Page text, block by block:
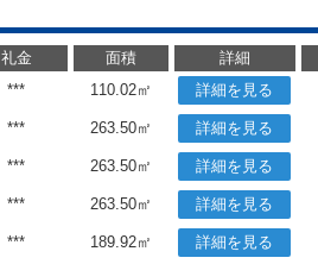
礼金 面積 詳細
*** 110.02㎡ 詳細を見る
*** 263.50㎡ 詳細を見る
*** 263.50㎡ 詳細を見る
*** 263.50㎡ 詳細を見る
*** 189.92㎡ 詳細を見る